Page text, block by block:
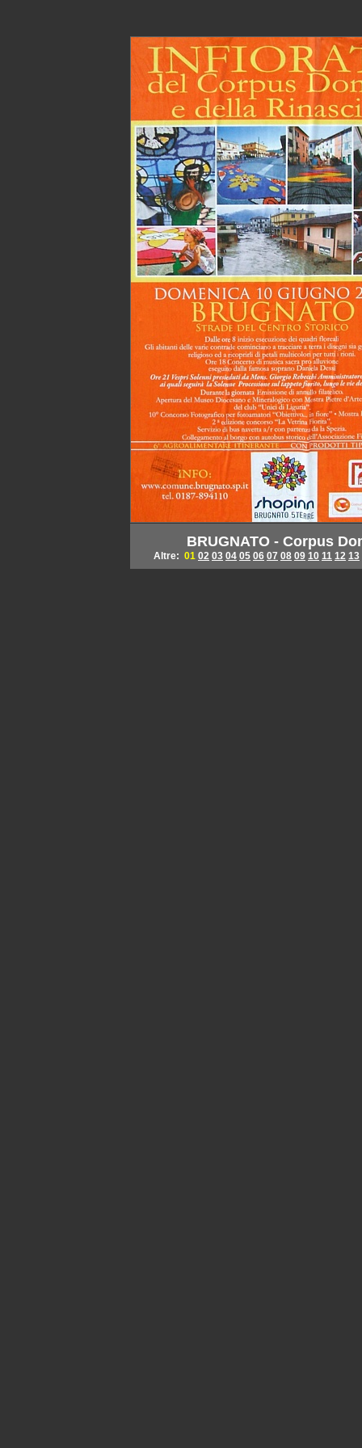
BRUGNATO - Corpus
Altre: 01 02 03 04 05 06 07 08 09 10 11 12 13